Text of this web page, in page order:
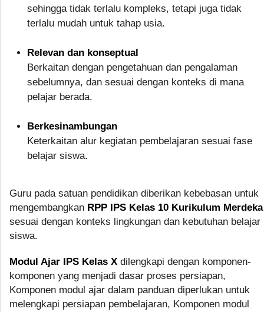
sehingga tidak terlalu kompleks, tetapi juga tidak
terlalu mudah untuk tahap usia.
Relevan dan konseptual
Berkaitan dengan pengetahuan dan pengalaman
sebelumnya, dan sesuai dengan konteks di mana
pelajar berada.
Berkesinambungan
Keterkaitan alur kegiatan pembelajaran sesuai fase
belajar siswa.
Guru pada satuan pendidikan diberikan kebebasan untuk
mengembangkan RPP IPS Kelas 10 Kurikulum Merdeka
sesuai dengan konteks lingkungan dan kebutuhan belajar
siswa.
Modul Ajar IPS Kelas X dilengkapi dengan komponen-
komponen yang menjadi dasar proses persiapan,
Komponen modul ajar dalam panduan diperlukan untuk
melengkapi persiapan pembelajaran, Komponen modul